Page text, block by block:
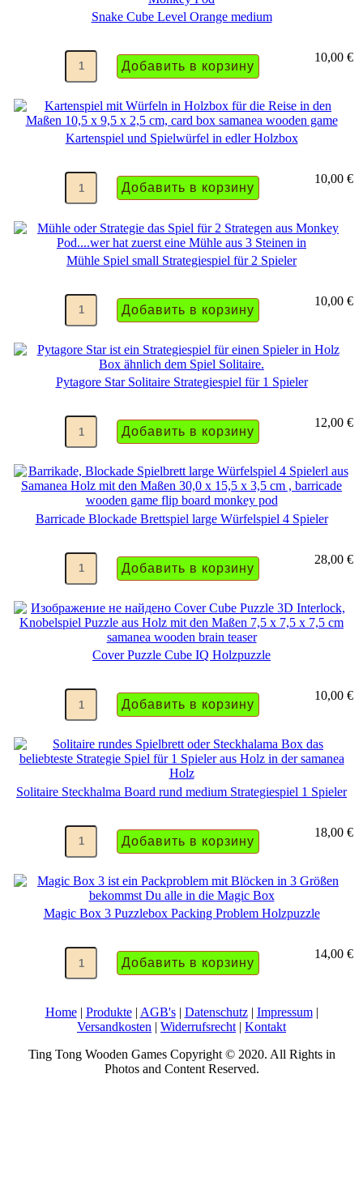
Snake Cube Level Orange medium
10,00 €
Kartenspiel und Spielwürfel in edler Holzbox
10,00 €
Mühle Spiel small Strategiespiel für 2 Spieler
10,00 €
Pytagore Star Solitaire Strategiespiel für 1 Spieler
12,00 €
Barricade Blockade Brettspiel large Würfelspiel 4 Spieler
28,00 €
Cover Puzzle Cube IQ Holzpuzzle
10,00 €
Solitaire Steckhalma Board rund medium Strategiespiel 1 Spieler
18,00 €
Magic Box 3 Puzzlebox Packing Problem Holzpuzzle
14,00 €
Home| Produkte| AGB's| Datenschutz| Impressum|
Versandkosten | Widerrufsrecht | Kontakt
Ting Tong Wooden Games Copyright © 2020. All Rights in
Photos and Content Reserved.